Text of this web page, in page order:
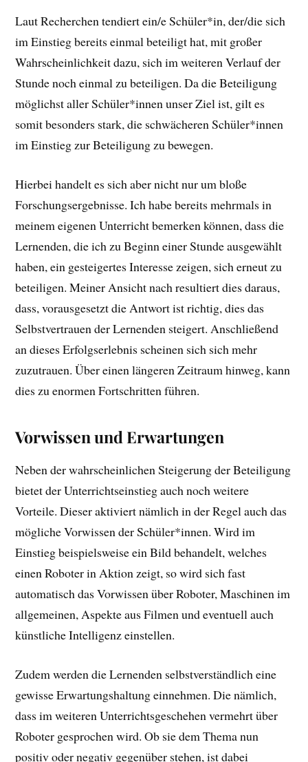
Laut Recherchen tendiert ein/e Schüler*in, der/die sich
im Einstieg bereits einmal beteiligt hat, mit großer
Wahrscheinlichkeit dazu, sich im weiteren Verlauf der
Stunde noch einmal zu beteiligen. Da die Beteiligung
möglichst aller Schüler*innen unser Ziel ist, gilt es
somit besonders stark, die schwächeren Schüler*innen
im Einstieg zur Beteiligung zu bewegen.
Hierbei handelt es sich aber nicht nur um bloße
Forschungsergebnisse. Ich habe bereits mehrmals in
meinem eigenen Unterricht bemerken können, dass die
Lernenden, die ich zu Beginn einer Stunde ausgewählt
haben, ein gesteigertes Interesse zeigen, sich erneut zu
beteiligen. Meiner Ansicht nach resultiert dies daraus,
dass, vorausgesetzt die Antwort ist richtig, dies das
Selbstvertrauen der Lernenden steigert. Anschließend
an dieses Erfolgserlebnis scheinen sich sich mehr
zuzutrauen. Über einen längeren Zeitraum hinweg, kann
dies zu enormen Fortschritten führen.
Vorwissen und Erwartungen
Neben der wahrscheinlichen Steigerung der Beteiligung
bietet der Unterrichtseinstieg auch noch weitere
Vorteile. Dieser aktiviert nämlich in der Regel auch das
mögliche Vorwissen der Schüler*innen. Wird im
Einstieg beispielsweise ein Bild behandelt, welches
einen Roboter in Aktion zeigt, so wird sich fast
automatisch das Vorwissen über Roboter, Maschinen im
allgemeinen, Aspekte aus Filmen und eventuell auch
künstliche Intelligenz einstellen.
Zudem werden die Lernenden selbstverständlich eine
gewisse Erwartungshaltung einnehmen. Die nämlich,
dass im weiteren Unterrichtsgeschehen vermehrt über
Roboter gesprochen wird. Ob sie dem Thema nun
positiv oder negativ gegenüber stehen, ist dabei